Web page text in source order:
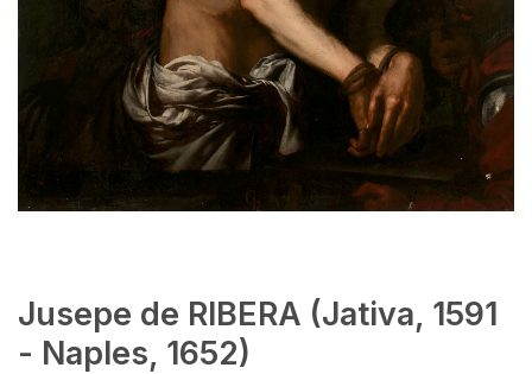
Jusepe de RIBERA (Jativa, 1591
- Naples, 1652)